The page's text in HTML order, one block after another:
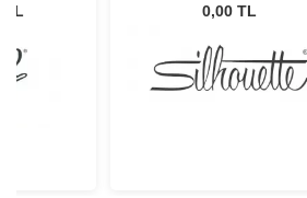
TL
47/22
0,00 TL